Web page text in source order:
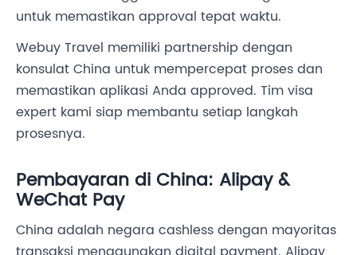
untuk memastikan approval tepat waktu.
Webuy Travel memiliki partnership dengan
konsulat China untuk mempercepat proses dan
memastikan aplikasi Anda approved. Tim visa
expert kami siap membantu setiap langkah
prosesnya.
Pembayaran di China: Alipay &
WeChat Pay
China adalah negara cashless dengan mayoritas